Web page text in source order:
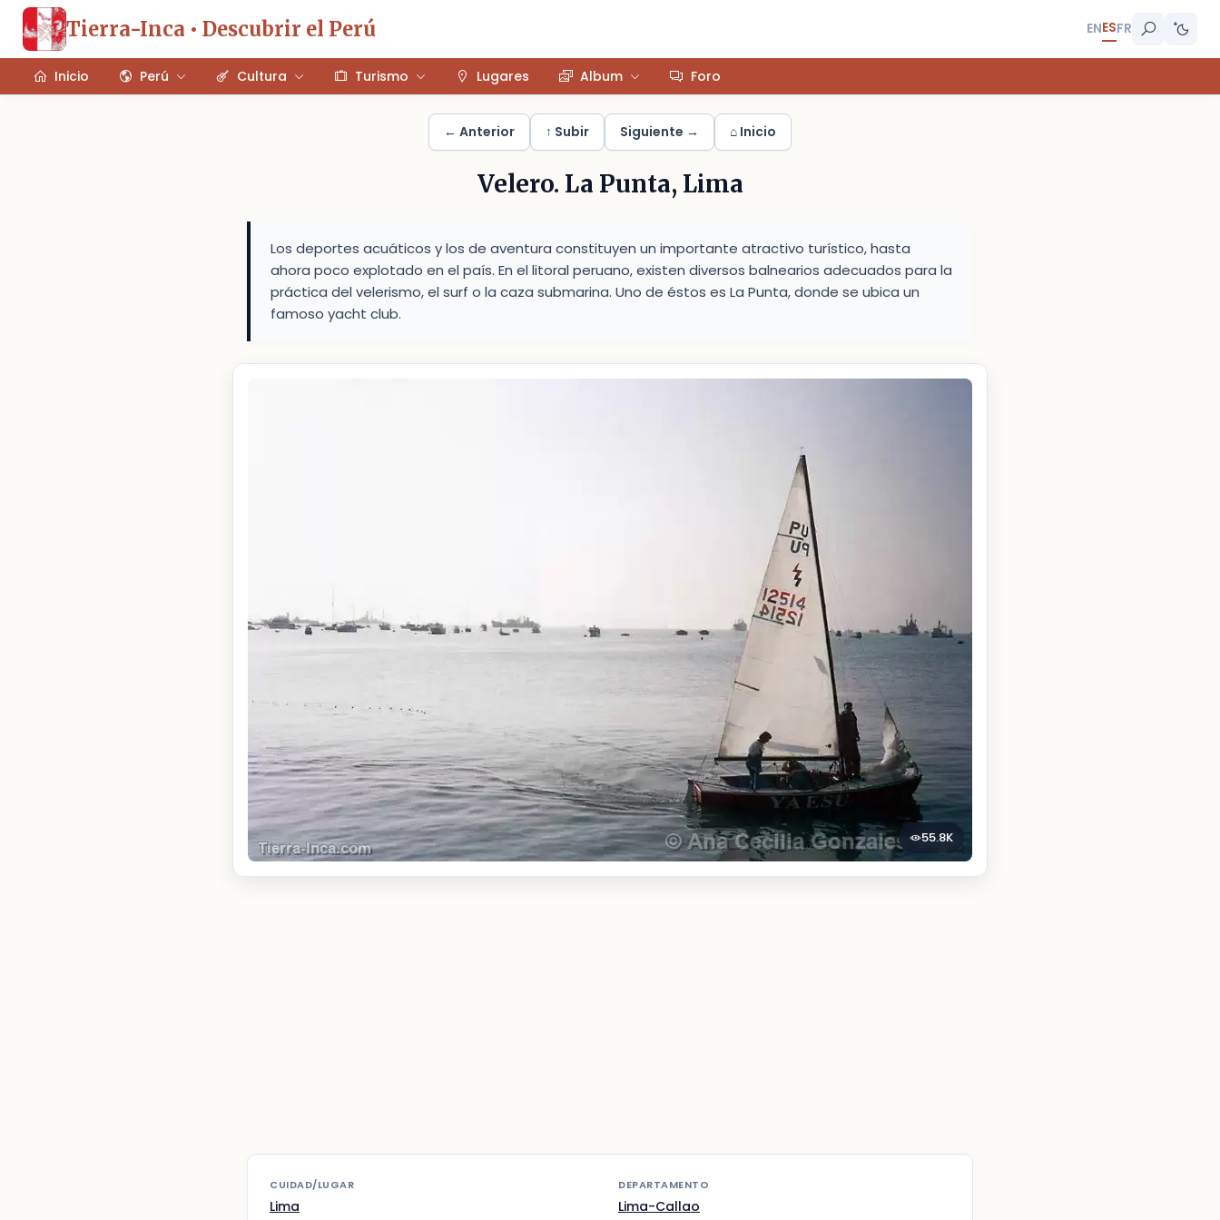
Tierra-Inca • Descubrir el Perú ENESFR
Inicio Perú Cultura Turismo Lugares Album Foro
← Anterior ↑ Subir Siguiente → ⌂ Inicio
Velero. La Punta, Lima
Los deportes acuáticos y los de aventura constituyen un importante atractivo turístico, hasta
ahora poco explotado en el país. En el litoral peruano, existen diversos balnearios adecuados para la
práctica del velerismo, el surf o la caza submarina. Uno de éstos es La Punta, donde se ubica un
famoso yacht club.
55.8K
CUIDAD/LUGAR
Lima
DEPARTAMENTO
Lima-Callao